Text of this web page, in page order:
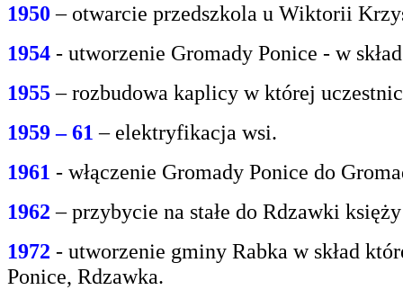
1950 – otwarcie przedszkola u Wiktorii
1954 - utworzenie Gromady Ponice - w
1955 – rozbudowa kaplicy w której
1959 – 61 – elektryfikacja wsi.
1961 - włączenie Gromady Ponice do
1962 – przybycie na stałe do Rdzawki
1972 - utworzenie gminy Rabka w skład
Ponice, Rdzawka.